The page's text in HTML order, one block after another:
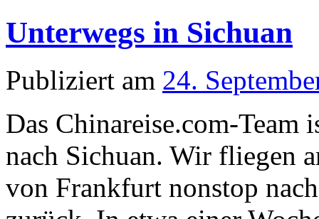
Unterwegs in Sichuan
Publiziert am 24.
Das Chinareise.com-Team
nach Sichuan. Wir fliegen
von Frankfurt nonstop